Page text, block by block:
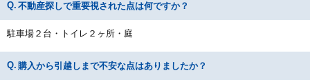
不動産探しで重要視された点は何ですか？
駐車場２台・トイレ２ヶ所・庭
購入から引越しまで不安な点はありましたか？